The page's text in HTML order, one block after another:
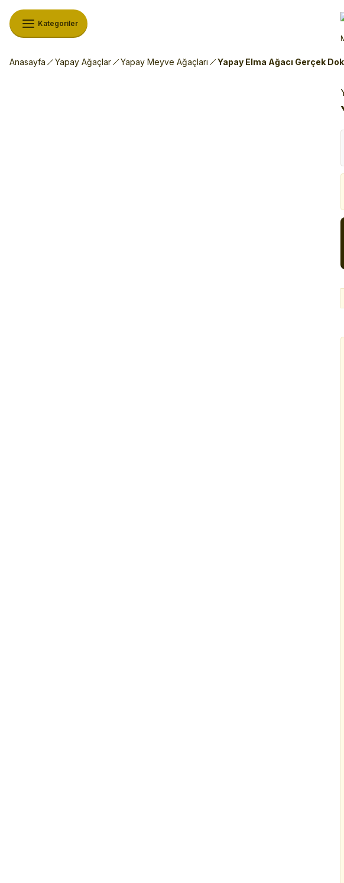
Kategoriler
Anasayfa Yapay Ağaçlar Yapay Meyve Ağaçları Yapay Elma Ağacı Gerçek